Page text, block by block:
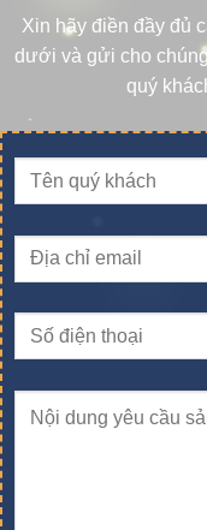
Xin hãy điền đầy đủ
dưới và gửi cho
quý